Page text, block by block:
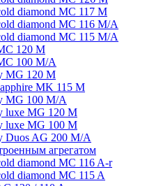
diamond MC 117 M
diamond MC 116 M/A
diamond MC 115 M/A
120 M
100 M/A
MG 120 M
MK 115 M
MG 100 M/А
luxe MG 120 M
luxe MG 100 M
Duos AG 200 M/A
агрегатом
diamond MC 116 A-r
diamond MC 115 A